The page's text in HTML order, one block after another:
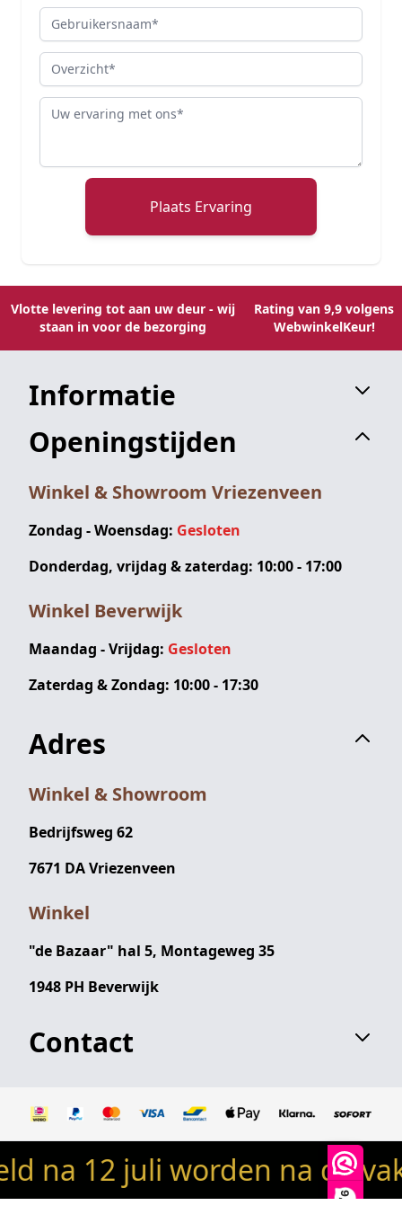
9,9
Gebruikersnaam
Overzicht
Review
Plaats Ervaring
Vlotte levering tot aan uw deur - wij
staan in voor de bezorging
Rating van 9,9 volgens
WebwinkelKeur!
Informatie
Openingstijden
Winkel & Showroom Vriezenveen
Zondag - Woensdag: Gesloten
Donderdag, vrijdag & zaterdag: 10:00 - 17:00
Winkel Beverwijk
Maandag - Vrijdag: Gesloten
Zaterdag & Zondag: 10:00 - 17:30
Adres
Winkel & Showroom
Bedrijfsweg 62
7671 DA Vriezenveen
Winkel
"de Bazaar" hal 5, Montageweg 35
1948 PH Beverwijk
Contact
© 2024 Robin's woondeco / robinswoondeco.nl - Alle
rechten voorbehouden
juli worden na de